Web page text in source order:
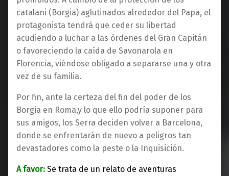
catalani (Borgia) aglutinados alrededor del Papa, el
protagonista tendrá que ceder su libertad
acudiendo a luchar a las órdenes del Gran Capitán
o favoreciendo la caída de Savonarola en
Florencia, viéndose obligado a separarse una y otra
vez de su familia.
Por fin, ante la certeza del fin del poder de los
Borgia en Roma,y lo que ello podría suponer para
sus amigos, los Serra deciden volver a Barcelona,
donde se enfrentarán de nuevo a peligros tan
devastadores como la peste o la Inquisición.
A favor: Se trata de un relato de aventuras